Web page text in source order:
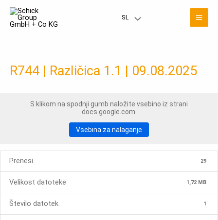
vsebino
SLMeni
R744 | Različica 1.1 | 09.08.2025
S klikom na spodnji gumb naložite vsebino iz strani
docs.google.com.
Vsebina za nalaganje
Prenesi 29
Velikost datoteke 1,72 MB
Število datotek 1